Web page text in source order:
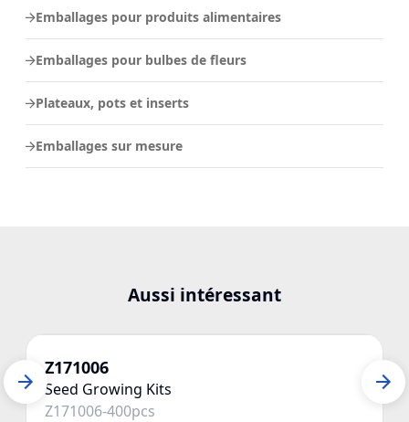
Emballages pour produits alimentaires
Emballages pour bulbes de fleurs
Plateaux, pots et inserts
Emballages sur mesure
Aussi intéressant
Z171006
Seed Growing Kits
Z171006-400pcs